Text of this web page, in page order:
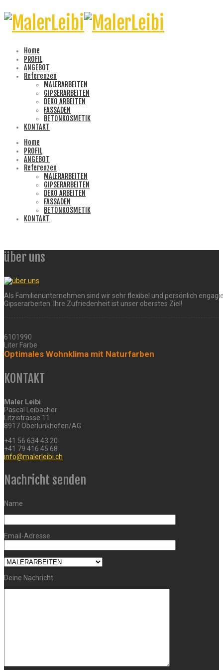
Home
PROFIL
ANGEBOT
Referenzen
MALERARBEITEN
GIPSERARBEITEN
DEKO ARBEITEN
FASSADEN
BETONKOSMETIK
KONTAKT
Home
PROFIL
ANGEBOT
Referenzen
MALERARBEITEN
GIPSERARBEITEN
DEKO ARBEITEN
FASSADEN
BETONKOSMETIK
KONTAKT
über uns
Als Familienunternehmen sind wir sehr flexibel und persönlich
Gipserarbeiten. Ihre Zufriedenheit ist unser oberstes Ziel!
6101990
Liter Farbe
Optimales Wohnklima mit Naturfarben
KONTAKT
Maler Leibi
Pascal Leibacher
Litzistrasse 11
8917 Oberlunkhofen/AG
+41 56 634 43 20
+41 79 416 45 68
info@malerleibi.ch
Nachricht senden
Name
Email-Adresse
Deine Nachricht